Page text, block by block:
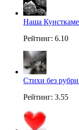
Наша
Рейтинг: 6.10
Стихи без
Рейтинг: 3.55